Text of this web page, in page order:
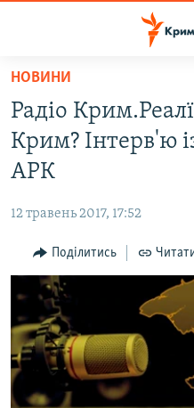
Перейти
основного
матеріалу
Перейти
до
основної
навігації
Перейти
до
пошуку
ВОДА.КРИМ
ВІДЕО ТА ФОТО
БЛОГИ
ПОГЛЯД
ІНТЕРВ'Ю
ВСЕ ЗА ДЕНЬ
СПЕЦПРОЕКТИ
ДЕПОРТАЦІЯ
ЯК ОБІЙТИ БЛОКУВАННЯ
НОВИНИ
Радіо
Крим? Інтерв'ю
АРК
12 травень 2017, 17:52
Поділитись